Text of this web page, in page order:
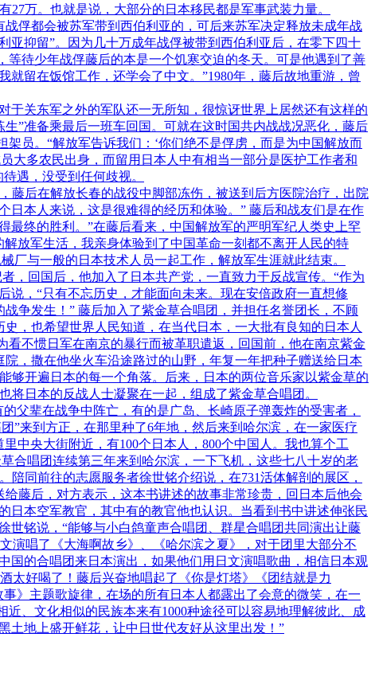
万。也就是说，大部分的日本移民都是军事武装力量。
俘都会被苏军带到西伯利亚的，可后来苏军决定释放未成年战
亚抑留”。因为几十万成年战俘被带到西伯利亚后，在零下四十
待少年战俘藤后的本是一个饥寒交迫的冬天。可是他遇到了善
留在饭馆工作，还学会了中文。”1980年，藤后故地重游，曾
于关东军之外的军队还一无所知，很惊讶世界上居然还有这样的
”准备乘最后一班车回国。可就在这时国共内战战况恶化，藤后
员。“解放军告诉我们：‘你们绝不是俘虏，而是为中国解放而
大多农民出身，而留用日本人中有相当一部分是医护工作者和
遇，没受到任何歧视。
藤后在解放长春的战役中脚部冻伤，被送到后方医院治疗，出院
日本人来说，这是很难得的经历和体验。” 藤后和战友们是在作
最终的胜利。”在藤后看来，中国解放军的严明军纪人类史上罕
放军生活，我亲身体验到了中国革命一刻都不离开人民的特
厂与一般的日本技术人员一起工作，解放军生涯就此结束。
，回国后，他加入了日本共产党，一直致力于反战宣传。“作为
说，“只有不忘历史，才能面向未来。现在安倍政府一直想修
争发生！” 藤后加入了紫金草合唱团，并担任名誉团长，不顾
，也希望世界人民知道，在当代日本，一大批有良知的日本人
不惯日军在南京的暴行而被革职遣返，回国前，他在南京紫金
，撒在他坐火车沿途路过的山野，年复一年把种子赠送给日本
够开遍日本的每一个角落。后来，日本的两位音乐家以紫金草的
日本的反战人士凝聚在一起，组成了紫金草合唱团。
父辈在战争中阵亡，有的是广岛、长崎原子弹轰炸的受害者，
”来到方正，在那里种了6年地，然后来到哈尔滨，在一家医疗
中央大街附近，有100个日本人，800个中国人。我也算个工
合唱团连续第三年来到哈尔滨，一下飞机，这些七八十岁的老
同前往的志愿服务者徐世铭介绍说，在731活体解剖的展区，
藤后，对方表示，这本书讲述的故事非常珍贵，回日本后他会
日本空军教官，其中有的教官他也认识。当看到书中讲述伸张民
世铭说，“能够与小白鸽童声合唱团、群星合唱团共同演出让藤
演唱了《大海啊故乡》、《哈尔滨之夏》，对于团里大部分不
国的合唱团来日本演出，如果他们用日文演唱歌曲，相信日本观
太好喝了！藤后兴奋地唱起了《你是灯塔》《团结就是力
》主题歌旋律，在场的所有日本人都露出了会意的微笑，在一
、文化相似的民族本来有1000种途径可以容易地理解彼此、成
土地上盛开鲜花，让中日世代友好从这里出发！”